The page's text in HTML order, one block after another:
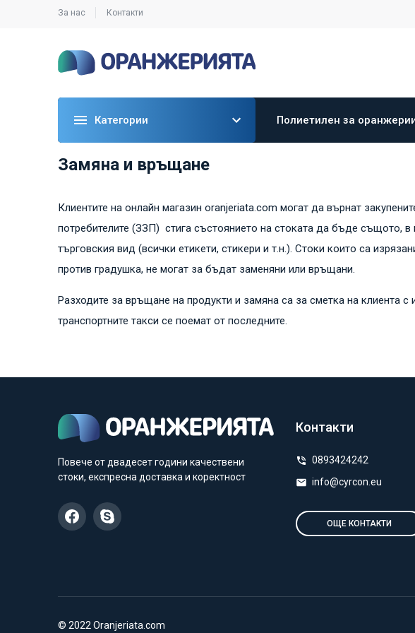
За нас Контакти
Категории Полиетилен за
Замяна и връщане
Клиентите на онлайн магазин oranjeriata.com могат да върнат
потребителите (ЗЗП) стига състоянието на стоката да бъде същото, в
търговския вид (всички етикети, стикери и т.н.). Стоки които са
против градушка, не могат за бъдат заменяни или връщани.
Разходите за връщане на продукти и замяна са за сметка на клиента
транспортните такси се поемат от последните.
Повече от двадесет години качествени
стоки, експресна доставка и коректност
Контакти
0893424242
info@cyrcon.eu
ОЩЕ КОНТАКТИ
© 2022 Oranjeriata.com